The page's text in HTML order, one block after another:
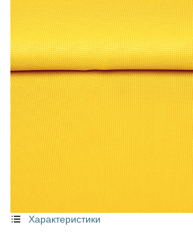
Характеристики